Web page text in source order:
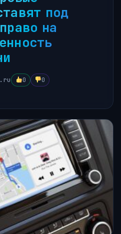
под
на
0 0